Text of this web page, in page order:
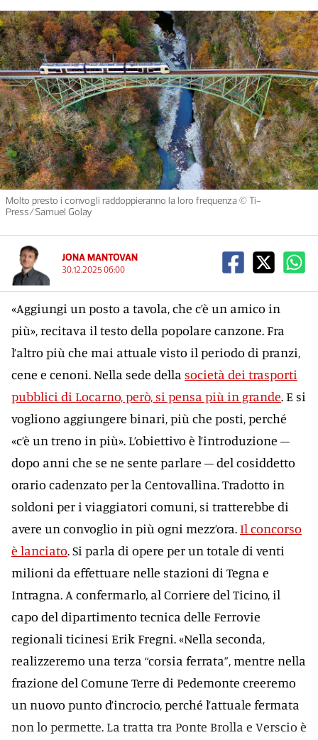
Molto presto i convogli raddoppieranno la loro frequenza © Ti-
Press/Samuel Golay
JONA MANTOVAN
30.12.2025 06:00
«Aggiungi un posto a tavola, che c’è un amico in
più», recitava il testo della popolare canzone. Fra
l’altro più che mai attuale visto il periodo di pranzi,
cene e cenoni. Nella sede della società dei trasporti
pubblici di Locarno, però, si pensa più in grande. E si
vogliono aggiungere binari, più che posti, perché
«c’è un treno in più». L’obiettivo è l’introduzione –
dopo anni che se ne sente parlare – del cosiddetto
orario cadenzato per la Centovallina. Tradotto in
soldoni per i viaggiatori comuni, si tratterebbe di
avere un convoglio in più ogni mezz’ora.Il concorso
è lanciato. Si parla di opere per un totale di venti
milioni da effettuare nelle stazioni di Tegna e
Intragna. A confermarlo, al Corriere del Ticino, il
capo del dipartimento tecnica delle Ferrovie
regionali ticinesi Erik Fregni. «Nella seconda,
realizzeremo una terza “corsia ferrata”, mentre nella
frazione del Comune Terre di Pedemonte creeremo
un nuovo punto d’incrocio, perché l’attuale fermata
non lo permette. La tratta tra Ponte Brolla e Verscio è